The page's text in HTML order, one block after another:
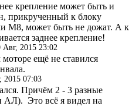
крепление может быть и
прикрученный к блоку
М8, может быть не дожат. А к
заднее крепление!
Авг, 2015 23:02
ещё не ставился
2015 07:03
Причём 2 - 3 разные
АЛ). Это всё я видел на